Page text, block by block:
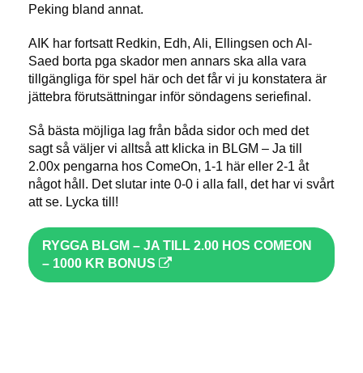
Peking bland annat.
AIK har fortsatt Redkin, Edh, Ali, Ellingsen och Al-
Saed borta pga skador men annars ska alla vara
tillgängliga för spel här och det får vi ju konstatera är
jättebra förutsättningar inför söndagens seriefinal.
Så bästa möjliga lag från båda sidor och med det
sagt så väljer vi alltså att klicka in BLGM – Ja till
2.00x pengarna hos ComeOn, 1-1 här eller 2-1 åt
något håll. Det slutar inte 0-0 i alla fall, det har vi svårt
att se. Lycka till!
RYGGA BLGM – JA TILL 2.00 HOS COMEON
– 1000 KR BONUS